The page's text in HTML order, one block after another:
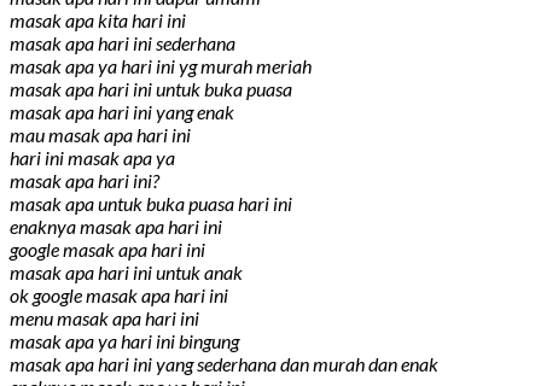
masak apa kita hari ini
masak apa hari ini sederhana
masak apa ya hari ini yg murah meriah
masak apa hari ini untuk buka puasa
masak apa hari ini yang enak
mau masak apa hari ini
hari ini masak apa ya
masak apa hari ini?
masak apa untuk buka puasa hari ini
enaknya masak apa hari ini
google masak apa hari ini
masak apa hari ini untuk anak
ok google masak apa hari ini
menu masak apa hari ini
masak apa ya hari ini bingung
masak apa hari ini yang sederhana dan murah dan enak